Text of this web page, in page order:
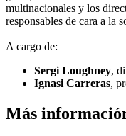
multinacionales y los
responsables de cara a la
A cargo de:
Sergi Loughney,
Ignasi Carreras,
Más